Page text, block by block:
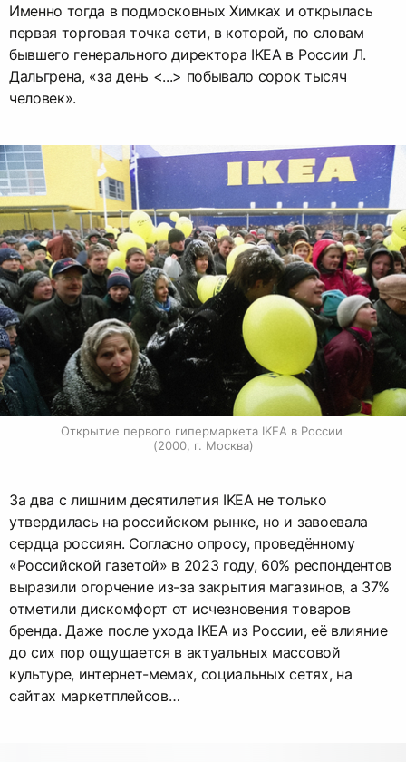
Именно тогда в подмосковных Химках и открылась
первая торговая точка сети, в которой, по словам
бывшего генерального директора IKEA в России Л.
Дальгрена, «за день <...> побывало сорок тысяч
человек».
Открытие первого гипермаркета IKEA в России
(2000, г. Москва)
За два с лишним десятилетия IKEA не только
утвердилась на российском рынке, но и завоевала
сердца россиян. Согласно опросу, проведённому
«Российской газетой» в 2023 году, 60% респондентов
выразили огорчение из-за закрытия магазинов, а 37%
отметили дискомфорт от исчезновения товаров
бренда. Даже после ухода IKEA из России, её влияние
до сих пор ощущается в актуальных массовой
культуре, интернет-мемах, социальных сетях, на
сайтах маркетплейсов…